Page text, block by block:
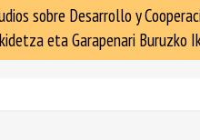
sobre Desarrollo y
eta Garapenari